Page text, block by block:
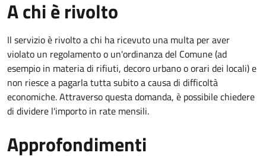
A chi è rivolto
Il servizio è rivolto a chi ha ricevuto una multa per aver
violato un regolamento o un'ordinanza del Comune (ad
esempio in materia di rifiuti, decoro urbano o orari dei locali) e
non riesce a pagarla tutta subito a causa di difficoltà
economiche. Attraverso questa domanda, è possibile chiedere
di dividere l'importo in rate mensili.
Approfondimenti